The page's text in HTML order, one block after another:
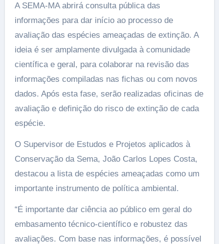
A SEMA-MA abrirá consulta pública das
informações para dar início ao processo de
avaliação das espécies ameaçadas de extinção. A
ideia é ser amplamente divulgada à comunidade
científica e geral, para colaborar na revisão das
informações compiladas nas fichas ou com novos
dados. Após esta fase, serão realizadas oficinas de
avaliação e definição do risco de extinção de cada
espécie.
O Supervisor de Estudos e Projetos aplicados à
Conservação da Sema, João Carlos Lopes Costa,
destacou a lista de espécies ameaçadas como um
importante instrumento de política ambiental.
“É importante dar ciência ao público em geral do
embasamento técnico-científico e robustez das
avaliações. Com base nas informações, é possível